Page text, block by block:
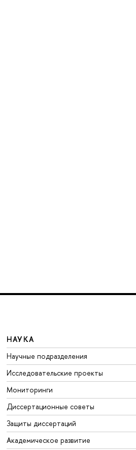
НАУКА
Научные подразделения
Исследовательские проекты
Мониторинги
Диссертационные советы
Защиты диссертаций
Академическое развитие